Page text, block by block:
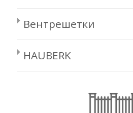
Вентрешетки
HAUBERK